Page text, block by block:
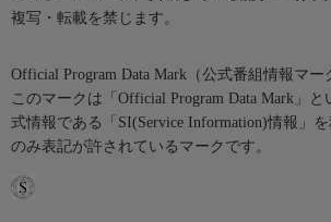
複写・転載を禁じます。
Official Program Data Mark（公式番組情報マー
このマークは「Official Program Data Mark」
式情報である「SI(Service Information)情報」
のみ表記が許されているマークです。